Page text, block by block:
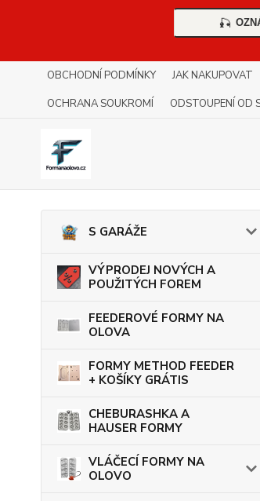
🎣
OBCHODNÍ PODMÍNKY JAK NAKUPOVAT
OCHRANA SOUKROMÍ
ODSTOUPENÍ OD
S GARÁŽE
VÝPRODEJ NOVÝCH A
POUŽITÝCH FOREM
FEEDEROVÉ FORMY NA
OLOVA
FORMY METHOD FEEDER
+ KOŠÍKY GRÁTIS
CHEBURASHKA A
HAUSER FORMY
VLÁČECÍ FORMY NA
OLOVO